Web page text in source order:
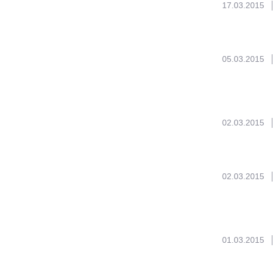
17.03.2015
05.03.2015
02.03.2015
02.03.2015
01.03.2015